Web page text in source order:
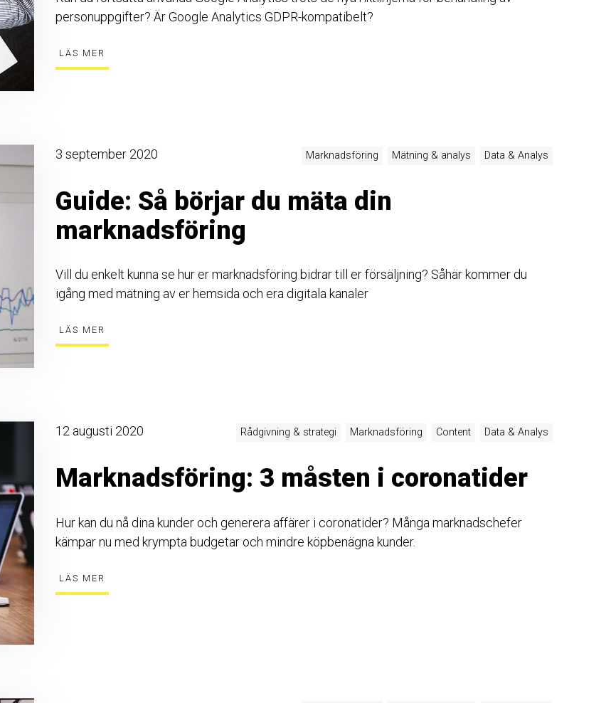
personuppgifter? Är Google Analytics GDPR-kompatibelt?
LÄS MER
3 september 2020 Marknadsföring Mätning & analys Data & Analys
Guide: Så börjar du mäta din
marknadsföring
Vill du enkelt kunna se hur er marknadsföring bidrar till er försäljning? Såhär kommer du
igång med mätning av er hemsida och era digitala kanaler
LÄS MER
12 augusti 2020 Rådgivning & strategi Marknadsföring Content Data & Analys
Marknadsföring: 3 måsten i coronatider
Hur kan du nå dina kunder och generera affärer i coronatider? Många marknadschefer
kämpar nu med krympta budgetar och mindre köpbenägna kunder.
LÄS MER